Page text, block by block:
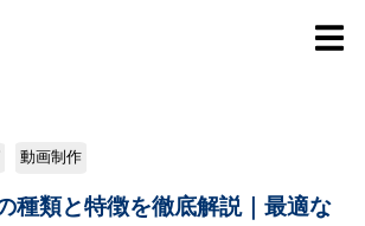
動画制作
種類と特徴を徹底解説｜最適な